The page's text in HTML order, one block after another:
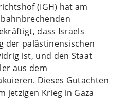
(IGH) hat am
dass Israels
der palästinensischen
ist, und den Staat
aus dem
Dieses Gutachten
jetzigen Krieg in Gaza